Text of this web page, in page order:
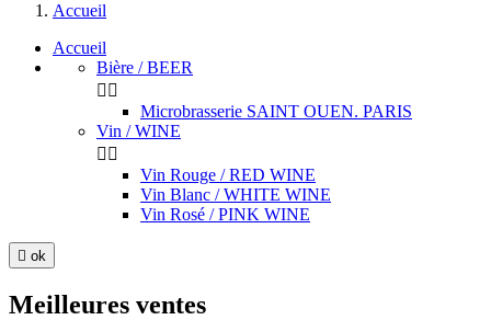
Accueil
Accueil
Bière / BEER
 
Microbrasserie SAINT OUEN. PARIS
Vin / WINE
 
Vin Rouge / RED WINE
Vin Blanc / WHITE WINE
Vin Rosé / PINK WINE
 ok
Meilleures ventes